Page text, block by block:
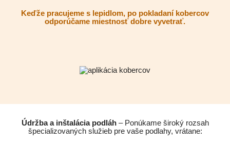
Keďže pracujeme s lepidlom, po pokladaní kobercov
odporúčame miestnosť dobre vyvetrať.
Údržba a inštalácia podláh– Ponúkame široký rozsah
špecializovaných služieb pre vaše podlahy, vrátane: